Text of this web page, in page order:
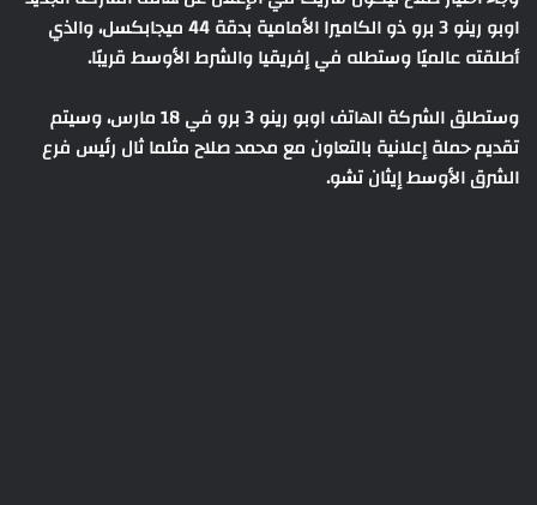
اوبو رينو 3 برو ذو الكاميرا الأمامية بدقة 44 ميجابكسل، والذي
أطلقته عالميًا وستطله في إفريقيا والشرط الأوسط قريبًا.
وستطلق الشركة الهاتف اوبو رينو 3 برو في 18 مارس، وسيتم
تقديم حملة إعلانية بالتعاون مع محمد صلاح مثلما ثال رئيس فرع
الشرق الأوسط إيثان تشو.